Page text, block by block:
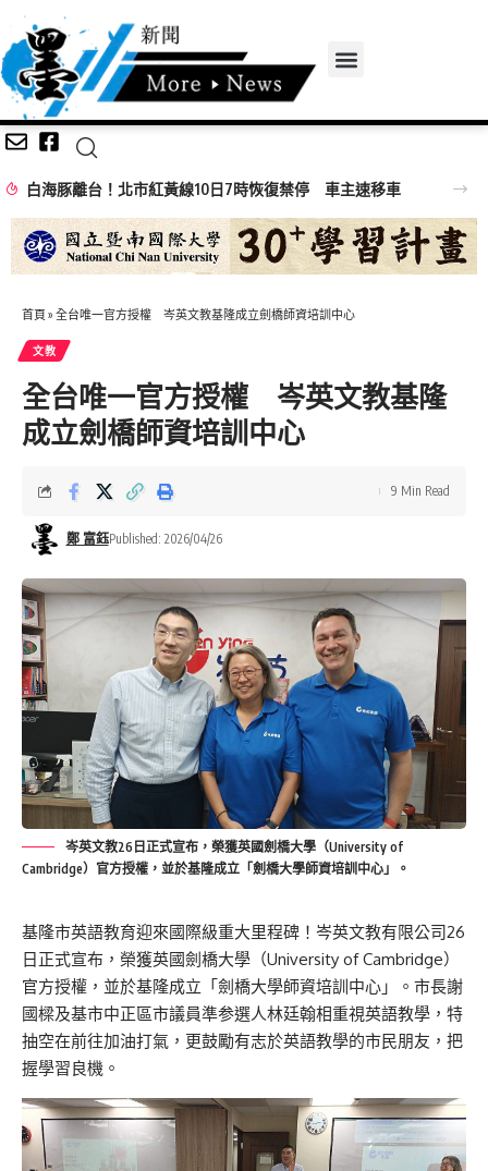
白海豚離台！北市紅黃線10日7時恢復禁停 車主速移車
首頁 » 全台唯一官方授權 岑英文教基隆成立劍橋師資培訓中心
文教
全台唯一官方授權 岑英文教基隆
成立劍橋師資培訓中心
鄭 富鈺Published: 2026/04/26
9 Min Read
岑英文教26日正式宣布，榮獲英國劍橋大學（University of
Cambridge）官方授權，並於基隆成立「劍橋大學師資培訓中心」。
基隆市英語教育迎來國際級重大里程碑！岑英文教有限公司26
日正式宣布，榮獲英國劍橋大學（University of Cambridge）
官方授權，並於基隆成立「劍橋大學師資培訓中心」。市長謝
國樑及基市中正區市議員準参選人林廷翰相重視英語教學，特
抽空在前往加油打氣，更鼓勵有志於英語教學的市民朋友，把
握學習良機。